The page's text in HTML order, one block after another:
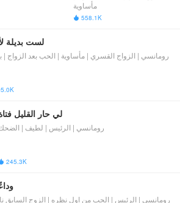
مأساوية
 558.1K
لست بديلة
رومانسي | الزواج القسري | مأساوية | الحب بعد الزواج |
لي حار القليل
رومانسي | الرئيس | لطيف |
245.3K
رومانسي | الرئيس | الحب من اول نظره | ​الزوج السابق